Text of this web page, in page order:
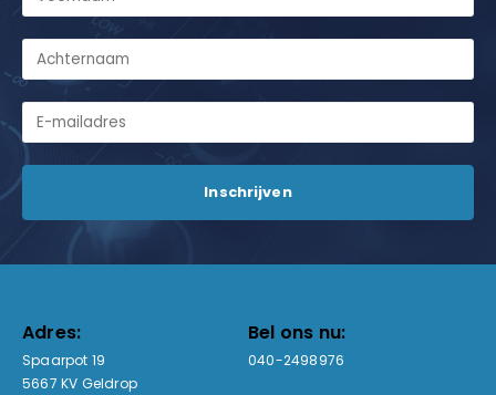
Adres:
Spaarpot 19
5667 KV Geldrop
Bel ons nu:
040-2498976